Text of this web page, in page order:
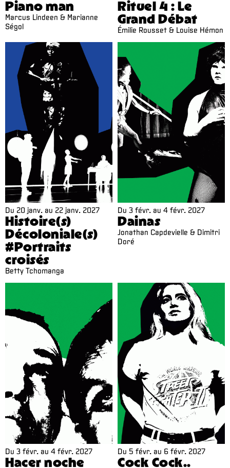
Piano man
Marcus Lindeen & Marianne
Ségol
Rituel 4 : Le
Grand Débat
Émilie Rousset & Louise Hémon
Du 20 janv. au 22 janv. 2027
Histoire(s)
Décoloniale(s)
#Portraits
croisés
Betty Tchomanga
Du 3 févr. au 4 févr. 2027
Dainas
Jonathan Capdevielle & Dimitri
Doré
Du 3 févr. au 4 févr. 2027
Hacer noche
Du 5 févr. au 6 févr. 2027
Cock Cock..